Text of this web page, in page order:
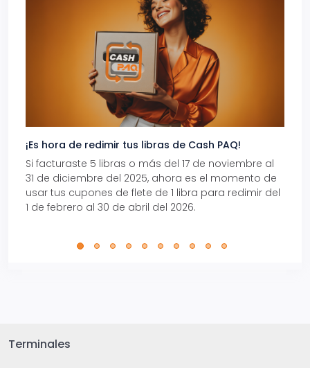
¡Es hora de redimir tus libras de Cash PAQ!
Si facturaste 5 libras o más del 17 de noviembre al
31 de diciembre del 2025, ahora es el momento de
usar tus cupones de flete de 1 libra para redimir del
1 de febrero al 30 de abril del 2026.
Terminales